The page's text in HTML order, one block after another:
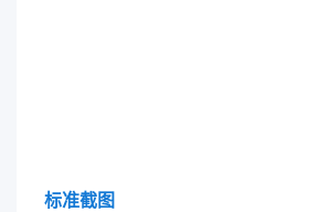
标准截图